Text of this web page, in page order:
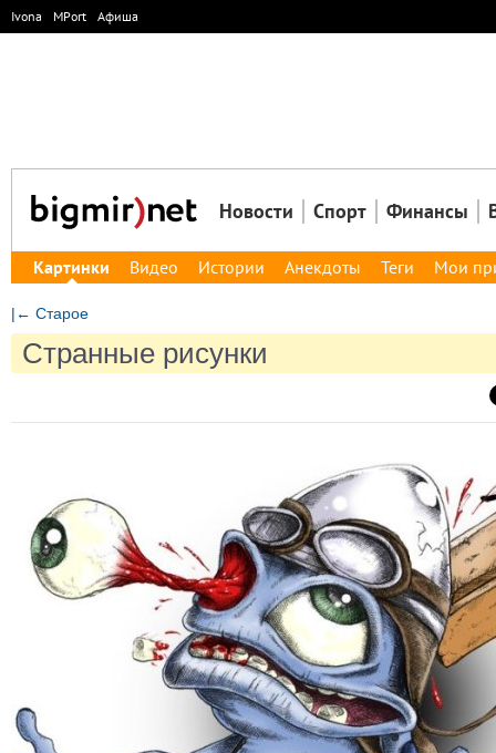
Ivona MPort Афиша
Новости Спорт Финансы
Картинки Видео Истории Анекдоты Теги Мои
|← Старое
Странные рисунки